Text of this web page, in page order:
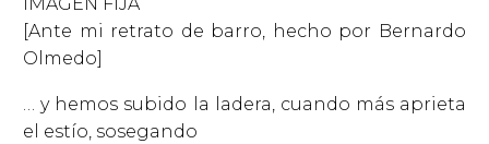
[Ante mi retrato de barro, hecho por Bernardo
Olmedo]
… y hemos subido la ladera, cuando más aprieta
el estío, sosegando